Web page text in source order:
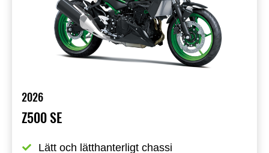
2026
Z500 SE
Lätt och lätthanterligt chassi